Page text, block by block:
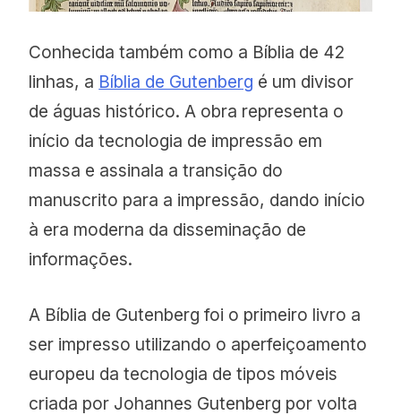
Conhecida também como a Bíblia de 42
linhas, a Bíblia de Gutenberg é um divisor
de águas histórico. A obra representa o
início da tecnologia de impressão em
massa e assinala a transição do
manuscrito para a impressão, dando início
à era moderna da disseminação de
informações.
A Bíblia de Gutenberg foi o primeiro livro a
ser impresso utilizando o aperfeiçoamento
europeu da tecnologia de tipos móveis
criada por Johannes Gutenberg por volta